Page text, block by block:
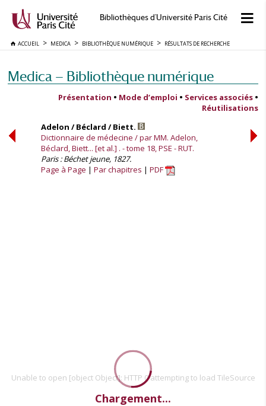
Bibliothèques d'Université Paris Cité
ACCUEIL MEDICA BIBLIOTHÈQUE NUMÉRIQUE RÉSULTATS DE RECHERCHE
Medica — Bibliothèque numérique
Présentation • Mode d’emploi • Services associés •
Réutilisations
Adelon / Béclard / Biett.
Dictionnaire de médecine / par MM. Adelon,
Béclard, Biett... [et al.] . - tome 18, PSE - RUT.
Paris : Béchet jeune, 1827.
Page à Page
Par chapitres PDF
Unable to open [object Object]: HTTP 0 attempting to load TileSource
Chargement...